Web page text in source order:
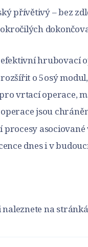
přívětivý – bez
hrubovací
o 5osý
vrtací operace,
jsou
procesy
dnes i v
na